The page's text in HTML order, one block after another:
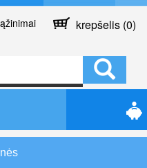
krepšelis (0)